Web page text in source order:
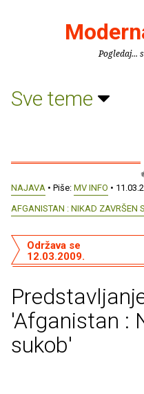
Pogledaj...
Sve teme
NAJAVA • Piše: MV INFO •
AFGANISTAN : NIKAD ZAVRŠEN
'Afganistan :
sukob'
Održava se
12.03.2009.